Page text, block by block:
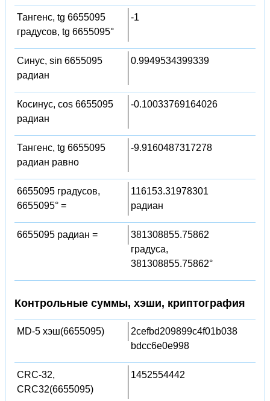
Тангенс, tg 6655095
градусов, tg 6655095°
-1
Синус, sin 6655095
радиан
0.9949534399339
Косинус, cos 6655095
радиан
-0.10033769164026
Тангенс, tg 6655095
радиан равно
-9.9160487317278
6655095 градусов,
6655095° =
116153.31978301
радиан
6655095 радиан =
381308855.75862
градуса,
381308855.75862°
Контрольные суммы, хэши, криптография
MD-5 хэш(6655095)
2cefbd209899c4f01b038
bdcc6e0e998
CRC-32,
CRC32(6655095)
1452554442